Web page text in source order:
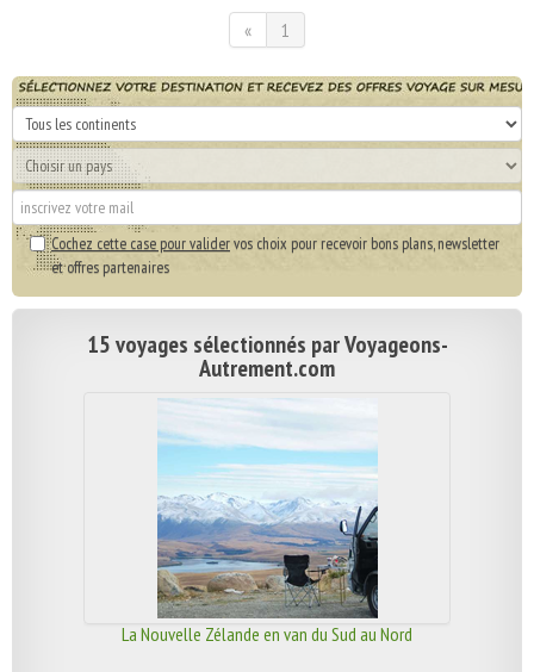
« 1
Cochez cette case pour validervos choix pour recevoir bons plans, newsletter
et offres partenaires
15 voyages sélectionnés par Voyageons-
Autrement.com
La Nouvelle Zélande en van du Sud au Nord